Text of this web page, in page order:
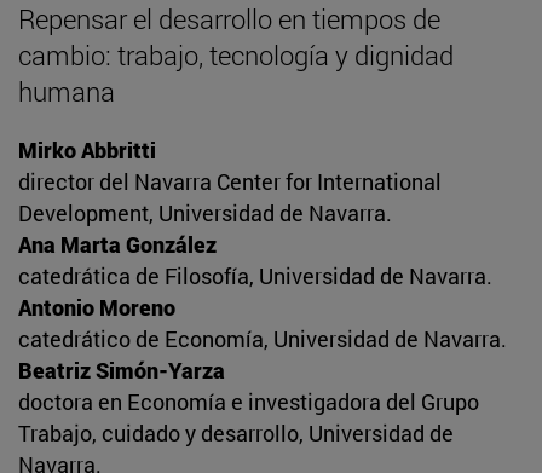
Repensar el desarrollo en tiempos de
cambio: trabajo, tecnología y dignidad
humana
Mirko Abbritti
director del Navarra Center for International
Development, Universidad de Navarra.
Ana Marta González
catedrática de Filosofía, Universidad de Navarra.
Antonio Moreno
catedrático de Economía, Universidad de Navarra.
Beatriz Simón-Yarza
doctora en Economía e investigadora del Grupo
Trabajo, cuidado y desarrollo, Universidad de
Navarra.